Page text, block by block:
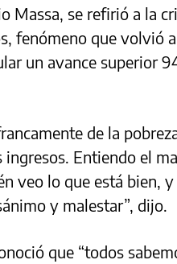
Massa, se refirió a la
fenómeno que volvió
un avance superior
de la
Entiendo el
veo lo que está bien,
y malestar”, dijo.
que “todos